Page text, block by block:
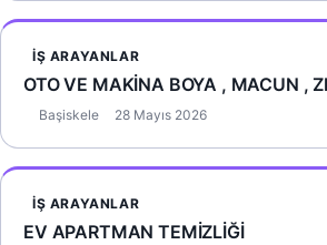
İŞ ARAYANLAR
OTO VE MAKİNA BOYA , MACUN ,
Başiskele 28 Mayıs 2026
İŞ ARAYANLAR
EV APARTMAN TEMİZLİĞİ